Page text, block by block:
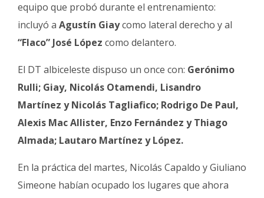
equipo que probó durante el entrenamiento:
incluyó a Agustín Giaycomo lateral derecho y al
“Flaco” José López como delantero.
El DT albiceleste dispuso un once con: Gerónimo
Rulli; Giay, Nicolás Otamendi, Lisandro
Martínez y Nicolás Tagliafico; Rodrigo De Paul,
Alexis Mac Allister, Enzo Fernández y Thiago
Almada; Lautaro Martínez y López.
En la práctica del martes, Nicolás Capaldo y Giuliano
Simeone habían ocupado los lugares que ahora